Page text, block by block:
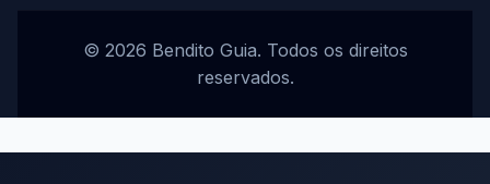
© 2026 Bendito Guia. Todos os direitos
reservados.